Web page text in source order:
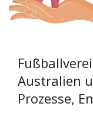
Australien
Prozesse,